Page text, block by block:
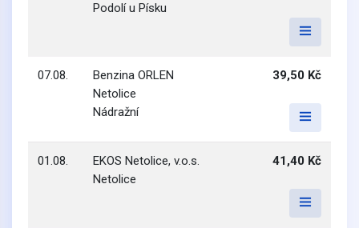
Podolí u Písku
07.08.
Benzina ORLEN
Netolice
Nádražní
39,50 Kč
01.08.
EKOS Netolice, v.o.s.
Netolice
41,40 Kč